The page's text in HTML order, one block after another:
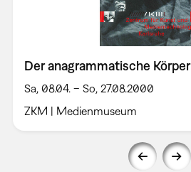
Der anagrammatische Körper
Sa, 08.04. – So, 27.08.2000
ZKM | Medienmuseum